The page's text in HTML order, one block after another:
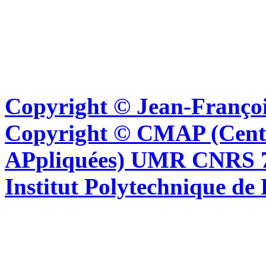
Copyright © Jean-
Copyright © CMAP
APpliquées) UMR CNRS
Institut Polytechnique de